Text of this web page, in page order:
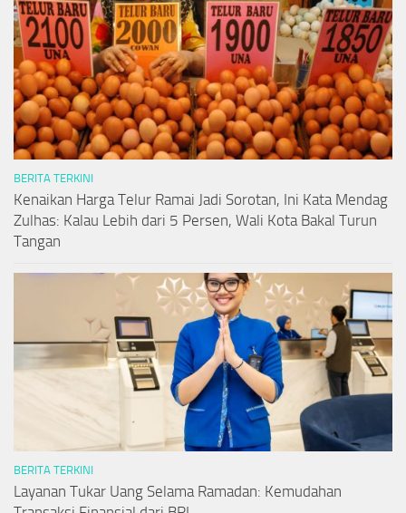
BERITA TERKINI
Kenaikan Harga Telur Ramai Jadi Sorotan, Ini Kata Mendag
Zulhas: Kalau Lebih dari 5 Persen, Wali Kota Bakal Turun
Tangan
BERITA TERKINI
Layanan Tukar Uang Selama Ramadan: Kemudahan